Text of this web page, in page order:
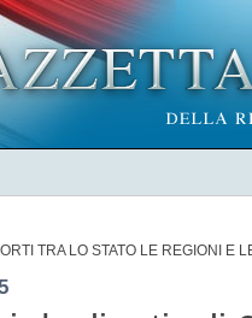
TRA LO STATO LE REGIONI E